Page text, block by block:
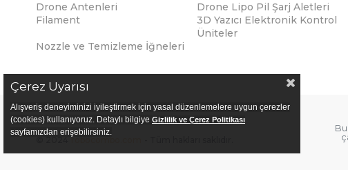
Drone Antenleri
Drone Lipo Pil Şarj Aletleri
Filament
3D Yazıcı Elektronik Kontrol
Üniteler
Nozzle ve Temizleme İğneleri
robocombo.com
Çerez Uyarısı
Alışveriş deneyiminizi iyileştirmek için yasal düzenlemelere uygun çerezler
(cookies) kullanıyoruz. Detaylı bilgiye Gizlilik ve Çerez Politikası
sayfamızdan erişebilirsiniz.